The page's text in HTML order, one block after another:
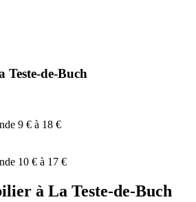
Teste-de-Buch
de 9 € à 18 €
de 10 € à 17 €
à La Teste-de-Buch